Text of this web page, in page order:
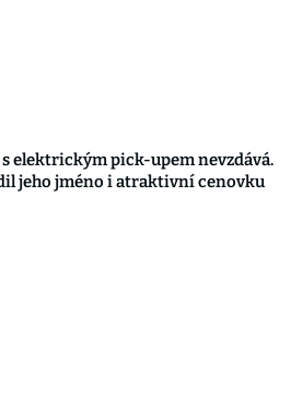
elektrickým pick-upem nevzdává.
jeho jméno i atraktivní cenovku